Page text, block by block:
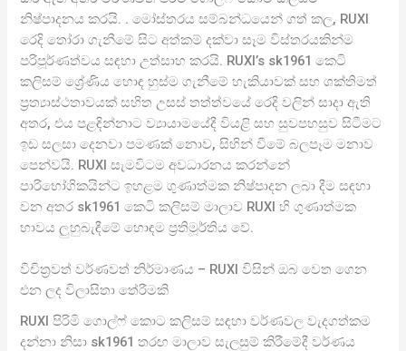
නිෂ්පාදනය කරයි. . මෝස්තරය සම්බන්ධයෙන් ගත් කල, RUXI
රෙදි තෝරා ගැනීමේ සිට අත්කම් දක්වා සෑම විස්තරයකින්ම
පරිපූර්ණත්වය සඳහා උත්සාහ කරයි. RUXI’s sk1961 කෙටි
කලිසම් ශ්‍රේණිය හොඳ හුස්ම ගැනීමේ හැකියාවක් සහ ශක්තිමත්
ප්‍රත්‍යාස්ථතාවයක් සහිත උසස් තත්ත්වයේ රෙදි වලින් සාදා ඇති
අතර, එය පළඳින්නාට ව්‍යායාමයේදී වියළි සහ සුවපහසුව සිටීමට
ඉඩ සලසා දෙනවා පමණක් නොව, සිහින් වීමේ බලපෑම මනාව
පෙන්වයි. RUXI සැමවිටම අවධාරනය කරන්නේ
පාරිභෝගිකයින්ට ඉහළම ගුණාත්මක නිෂ්පාදන ලබා දීම සඳහා
වන අතර sk1961 කෙටි කලිසම් මාලාව RUXI හි ගුණාත්මක
භාවය ලුහුබැඳීමේ හොඳම ප්‍රතිමූර්තිය වේ.
විචිත්‍රවත් වර්ණවත් නිර්මාණය – RUXI විසින් ඔබ වෙත ගෙන
එන ලද විලාසිතා තේරීමකි
RUXI පිරිමි ගොල්ෆ් කොට කලිසම් සඳහා වර්ණවල වැදගත්කම
දන්නා නිසා sk1961 තරඟ මාලාව සැලසුම් කිරීමේදී වර්ණය